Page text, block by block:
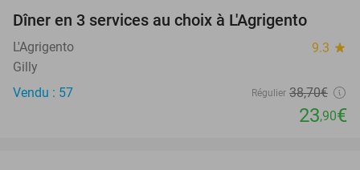
Dîner en 3 services au choix à L'Agrigento
L'Agrigento 9.3 star
Gilly
Vendu : 57
Régulier 38,70€
23,90€